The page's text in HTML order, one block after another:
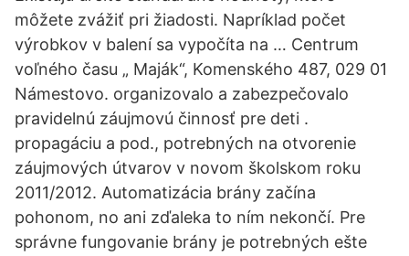
môžete zvážiť pri žiadosti. Napríklad počet
výrobkov v balení sa vypočíta na … Centrum
voľného času „ Maják“, Komenského 487, 029 01
Námestovo. organizovalo a zabezpečovalo
pravidelnú záujmovú činnosť pre deti .
propagáciu a pod., potrebných na otvorenie
záujmových útvarov v novom školskom roku
2011/2012. Automatizácia brány začína
pohonom, no ani zďaleka to ním nekončí. Pre
správne fungovanie brány je potrebných ešte